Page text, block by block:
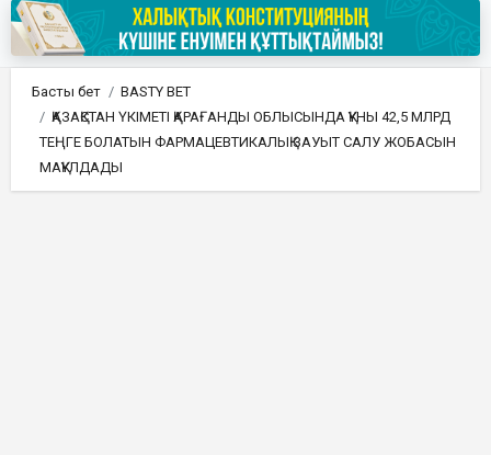
Басты бет
BASTY BET
ҚАЗАҚСТАН ҮКІМЕТІ ҚАРАҒАНДЫ ОБЛЫСЫНДА ҚҰНЫ 42,5 МЛРД
ТЕҢГЕ БОЛАТЫН ФАРМАЦЕВТИКАЛЫҚ ЗАУЫТ САЛУ ЖОБАСЫН
МАҚҰЛДАДЫ